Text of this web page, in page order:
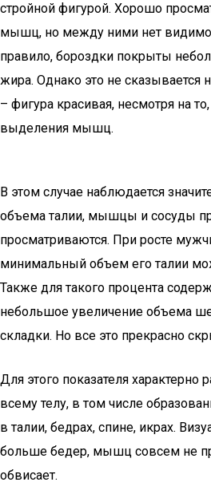
стройной фигурой. Хорошо
мышц, но между ними нет
правило, бороздки покрыты
жира. Однако это не сказывается
– фигура красивая, несмотря на
выделения мышц.
В этом случае наблюдается
объема талии, мышцы и сосуды
просматриваются. При росте
минимальный объем его талии
Также для такого процента
небольшое увеличение объема
складки. Но все это прекрасно
Для этого показателя характерно
всему телу, в том числе
в талии, бедрах, спине, икрах.
больше бедер, мышц совсем не
обвисает.